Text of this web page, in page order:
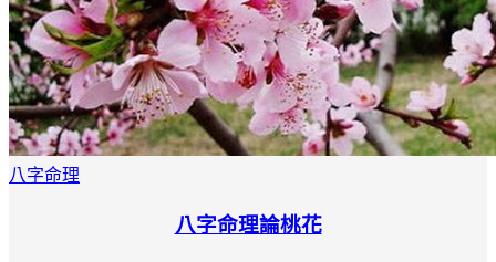
八字命理
八字命理論桃花